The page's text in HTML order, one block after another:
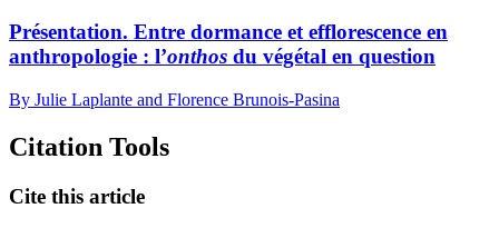
Présentation. Entre dormance et efflorescence en
anthropologie : l’onthos du végétal en question
By Julie Laplante and Florence Brunois-Pasina
Citation Tools
Cite this article